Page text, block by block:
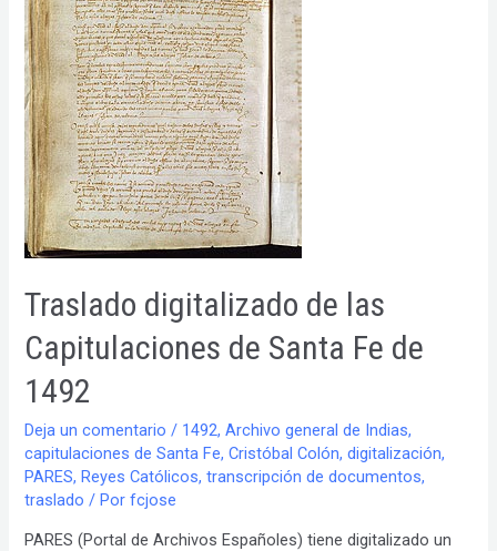
Monarquía.
Expedición
de
documentos
intitulados
por
el
rey,
pero
sólo
validados
Traslado digitalizado de las
Capitulaciones de Santa Fe de
1492
Deja un comentario / 1492,Archivo general de Indias,
capitulaciones de Santa Fe,Cristóbal Colón,digitalización,
PARES,Reyes Católicos,transcripción de documentos,
traslado / Porfcjose
PARES (Portal de Archivos Españoles) tiene digitalizado un